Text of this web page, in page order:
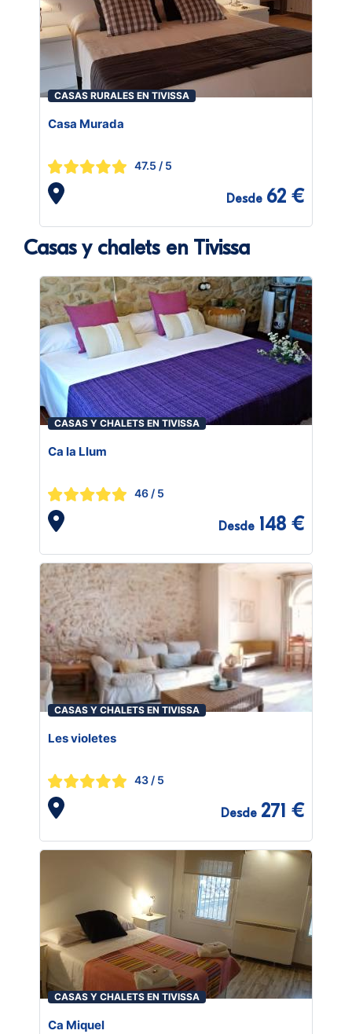
CASAS RURALES EN TIVISSA
Casa Murada
47.5 / 5
Desde 62 €
Casas y chalets en Tivissa
CASAS Y CHALETS EN TIVISSA
Ca la Llum
46 / 5
Desde 148 €
CASAS Y CHALETS EN TIVISSA
Les violetes
43 / 5
Desde 271 €
CASAS Y CHALETS EN TIVISSA
Ca Miquel